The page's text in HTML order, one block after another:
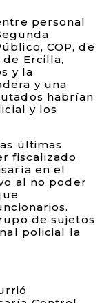
personal
COP, de
de Ercilla,
y la
y una
habrían
y los
últimas
fiscalizado
en el
al no poder
de sujetos
policial la